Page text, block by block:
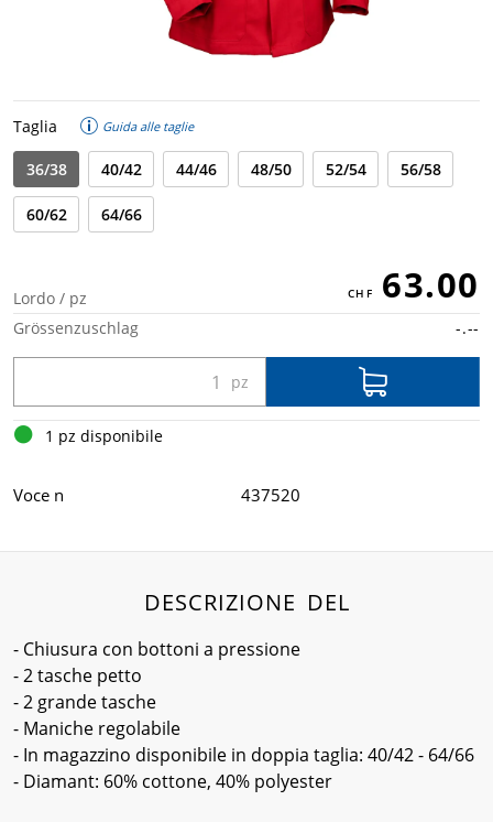
Taglia Guida alle taglie
36/38 40/42 44/46 48/50 52/54 56/58
60/62 64/66
Lordo / pz 63.00
Grössenzuschlag -.--
1 pz disponibile
Voce n 437520
DESCRIZIONE DEL
- Chiusura con bottoni a pressione
- 2 tasche petto
- 2 grande tasche
- Maniche regolabile
- In magazzino disponibile in doppia taglia: 40/42 - 64/66
- Diamant: 60% cottone, 40% polyester